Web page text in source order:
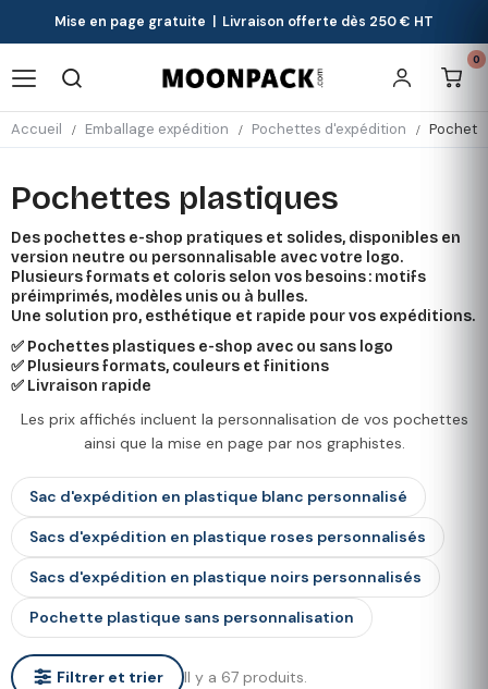
Mise en page gratuite | Livraison offerte dès 250 € HT
0
Accueil Emballage expédition Pochettes d'expédition
Pochettes plastiques
Des pochettes e-shop pratiques et solides, disponibles en
version neutre ou personnalisable avec votre logo.
Plusieurs formats et coloris selon vos besoins : motifs
préimprimés, modèles unis ou à bulles.
Une solution pro, esthétique et rapide pour vos expéditions.
✅ Pochettes plastiques e-shop avec ou sans logo
✅ Plusieurs formats, couleurs et finitions
✅ Livraison rapide
Les prix affichés incluent la personnalisation de vos pochettes
ainsi que la mise en page par nos graphistes.
Sac d'expédition en plastique blanc personnalisé
Sacs d'expédition en plastique roses personnalisés
Sacs d'expédition en plastique noirs personnalisés
Pochette plastique sans personnalisation
Filtrer et trier Il y a 67 produits.